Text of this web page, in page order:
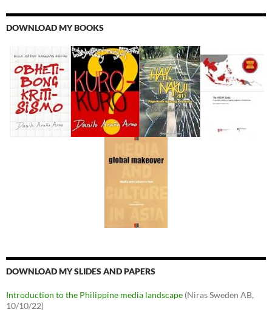
DOWNLOAD MY BOOKS
DOWNLOAD MY SLIDES AND PAPERS
Introduction to the Philippine media landscape (Niras Sweden AB,
10/10/22)